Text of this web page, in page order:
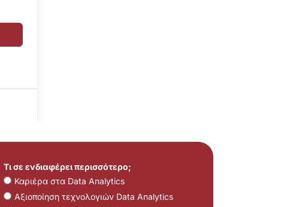
Τι σε ενδιαφέρει περισσότερο;
Καριέρα στα Data Analytics
Αξιοποίηση τεχνολογιών Data Analytics